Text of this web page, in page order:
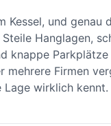
Kessel, und genau
Hanglagen,
knappe
mehrere Firmen
Lage wirklich kennt.